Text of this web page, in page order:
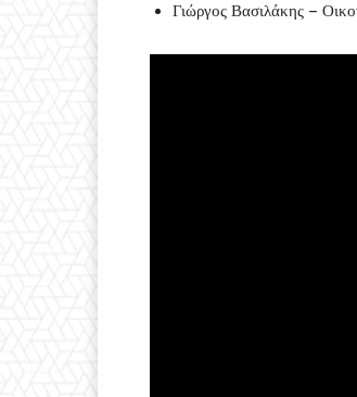
Γιώργος Βασιλάκης –